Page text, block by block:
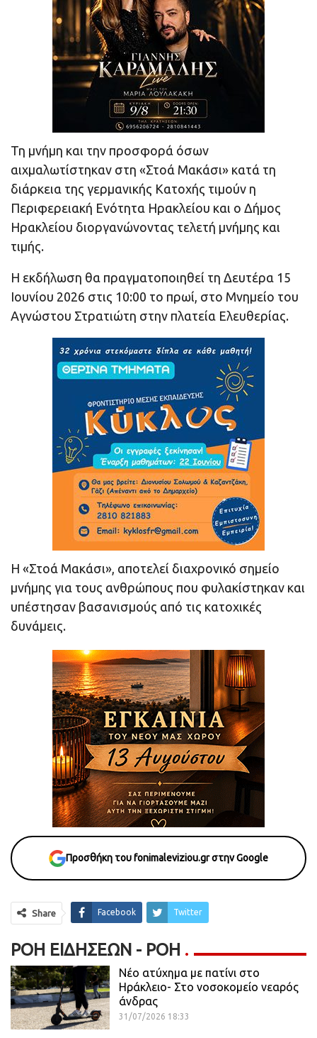
Τη μνήμη και την προσφορά όσων
αιχμαλωτίστηκαν στη «Στοά Μακάσι» κατά τη
διάρκεια της γερμανικής Κατοχής τιμούν η
Περιφερειακή Ενότητα Ηρακλείου και ο Δήμος
Ηρακλείου διοργανώνοντας τελετή μνήμης και
τιμής.
Η εκδήλωση θα πραγματοποιηθεί τη Δευτέρα 15
Ιουνίου 2026 στις 10:00 το πρωί, στο Μνημείο του
Αγνώστου Στρατιώτη στην πλατεία Ελευθερίας.
Η «Στοά Μακάσι», αποτελεί διαχρονικό σημείο
μνήμης για τους ανθρώπους που φυλακίστηκαν και
υπέστησαν βασανισμούς από τις κατοχικές
δυνάμεις.
Προσθήκη του fonimaleviziou.gr στην Google
Share Facebook Twitter
ΡΟΉ ΕΙΔΉΣΕΩΝ - ΡΟΗ
Νέο ατύχημα με πατίνι στο
Ηράκλειο- Στο νοσοκομείο νεαρός
άνδρας
31/07/2026 18:33